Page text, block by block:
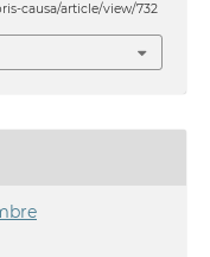
causa/article/view/732